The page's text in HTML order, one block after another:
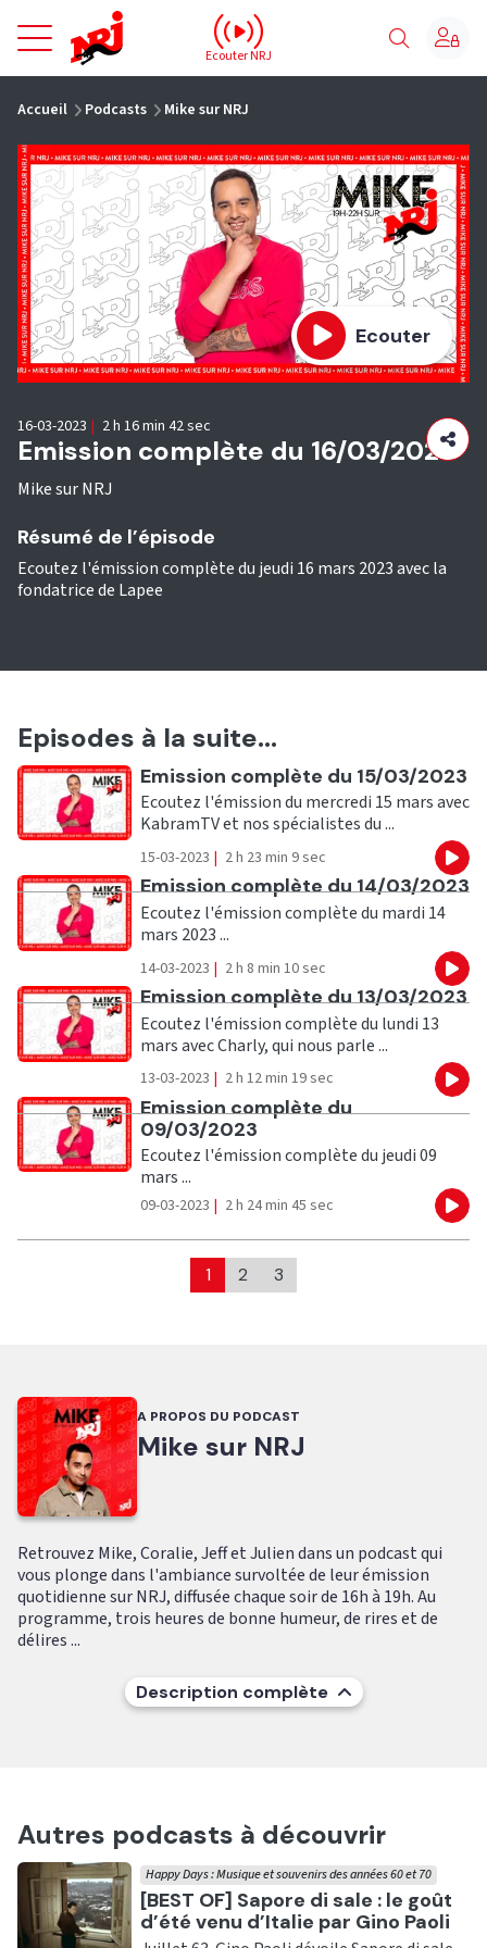
NRJ - Accueil
Ecouter NRJ
Accueil Podcasts Mike sur NRJ
Ecouter
Emission complète du 16/03/2023
Mike sur NRJ
16-03-2023 | 2 h 16 min 42 sec
Résumé de l’épisode
Ecoutez l'émission complète du jeudi 16 mars 2023 avec la
fondatrice de Lapee
Episodes à la suite...
Ecouter
Emission complète du 15/03/2023
Ecoutez l'émission du mercredi 15 mars avec
KabramTV et nos spécialistes du ...
15-03-2023 | 2 h 23 min 9 sec
Ecouter
Emission complète du 14/03/2023
Ecoutez l'émission complète du mardi 14
mars 2023 ...
14-03-2023 | 2 h 8 min 10 sec
Ecouter
Emission complète du 13/03/2023
Ecoutez l'émission complète du lundi 13
mars avec Charly, qui nous parle ...
13-03-2023 | 2 h 12 min 19 sec
Ecouter
Emission complète du
09/03/2023
Ecoutez l'émission complète du jeudi 09
mars ...
09-03-2023 | 2 h 24 min 45 sec
1 2 3
A PROPOS DU PODCAST
Mike sur NRJ
Retrouvez Mike, Coralie, Jeff et Julien dans un podcast qui
vous plonge dans l'ambiance survoltée de leur émission
quotidienne sur NRJ, diffusée chaque soir de 16h à 19h. Au
programme, trois heures de bonne humeur, de rires et de
délires ...
Description complète
Autres podcasts à découvrir
Ecouter
[BEST OF] Sapore di sale : le goût
d’été venu d’Italie par Gino Paoli
Happy Days : Musique et souvenirs des années 60 et 70